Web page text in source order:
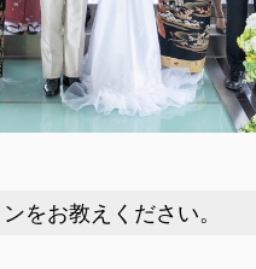
をお教えください。